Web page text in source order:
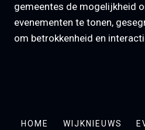
gemeentes de mogelijkheid
evenementen te tonen,
om betrokkenheid en
HOME WIJKNIEUWS